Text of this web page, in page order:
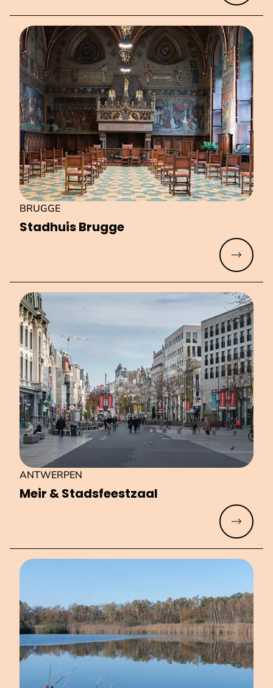
Stadhuis Brugge
BRUGGE
Meer
Meir & Stads­feest­zaal
ANTWERPEN
Meer